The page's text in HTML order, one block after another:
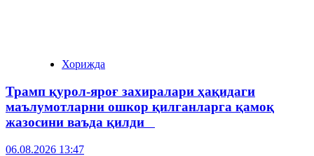
Хорижда
Трамп қурол-яроғ захиралари ҳақидаги
маълумотларни ошкор қилганларга қамоқ
жазосини ваъда қилди
06.08.2026 13:47